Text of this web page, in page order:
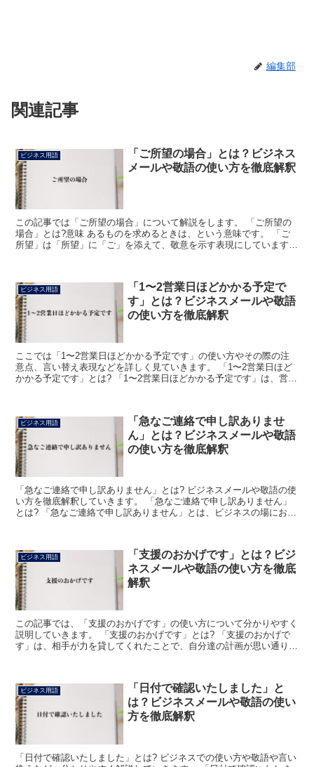
編集部
関連記事
ビジネス用語
「ご所望の場合」とは？ビジネス
メールや敬語の使い方を徹底解釈
この記事では「ご所望の場合」について解説をします。 「ご所望の
場合」とは?意味 あるものを求めるときは、という意味です。 「ご
所望」は「所望」に「ご」を添えて、敬意を示す表現にしています。
ビジネス用語
「1〜2営業日ほどかかる予定で
す」とは？ビジネスメールや敬語
の使い方を徹底解釈
ここでは「1〜2営業日ほどかかる予定です」の使い方やその際の注
意点、言い替え表現などを詳しく見ていきます。 「1〜2営業日ほど
かかる予定です」とは? 「1〜2営業日ほどかかる予定です」は、営業
ビジネス用語
「急なご連絡で申し訳ありませ
ん」とは？ビジネスメールや敬語
の使い方を徹底解釈
「急なご連絡で申し訳ありません」とは? ビジネスメールや敬語の使
い方を徹底解釈していきます。 「急なご連絡で申し訳ありません」
とは? 「急なご連絡で申し訳ありません」とは、ビジネスの場におい
ビジネス用語
「支援のおかげです」とは？ビジ
ネスメールや敬語の使い方を徹底
解釈
この記事では、「支援のおかげです」の使い方について分かりやすく
説明していきます。 「支援のおかげです」とは? 「支援のおかげで
す」は、相手が力を貸してくれたことで、自分達の計画が思い通りに
ビジネス用語
「日付で確認いたしました」と
は？ビジネスメールや敬語の使い
方を徹底解釈
「日付で確認いたしました」とは? ビジネスでの使い方や敬語や言い